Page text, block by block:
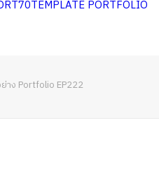
TEMPLATE PORTFOLIO
าง Portfolio EP222